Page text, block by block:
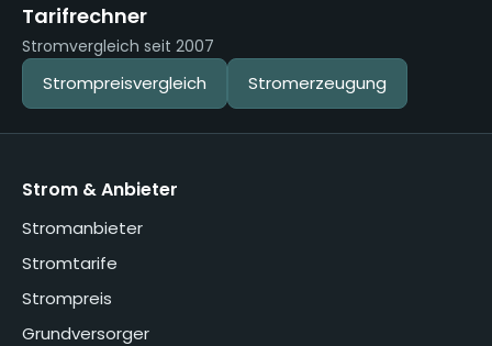
Tarifrechner
Stromvergleich seit 2007
Strompreisvergleich Stromerzeugung
Strom & Anbieter
Stromanbieter
Stromtarife
Strompreis
Grundversorger